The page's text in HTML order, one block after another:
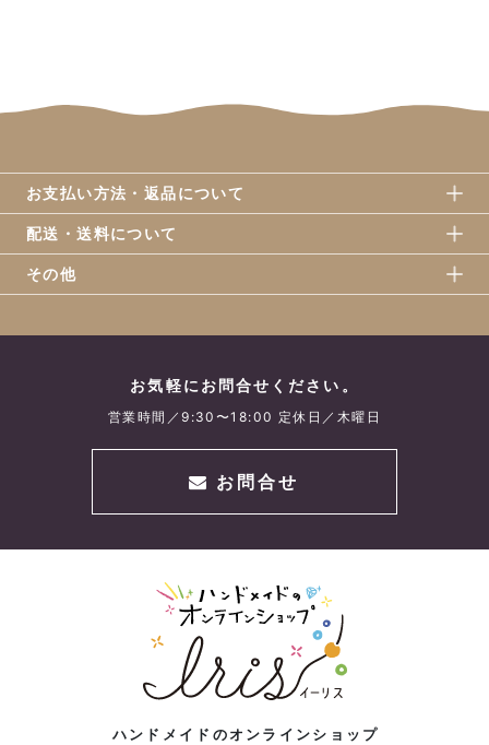
お支払い方法・返品について
配送・送料について
その他
お気軽にお問合せください。
営業時間／9:30〜18:00 定休日／木曜日
お問合せ
ハンドメイドのオンラインショップ